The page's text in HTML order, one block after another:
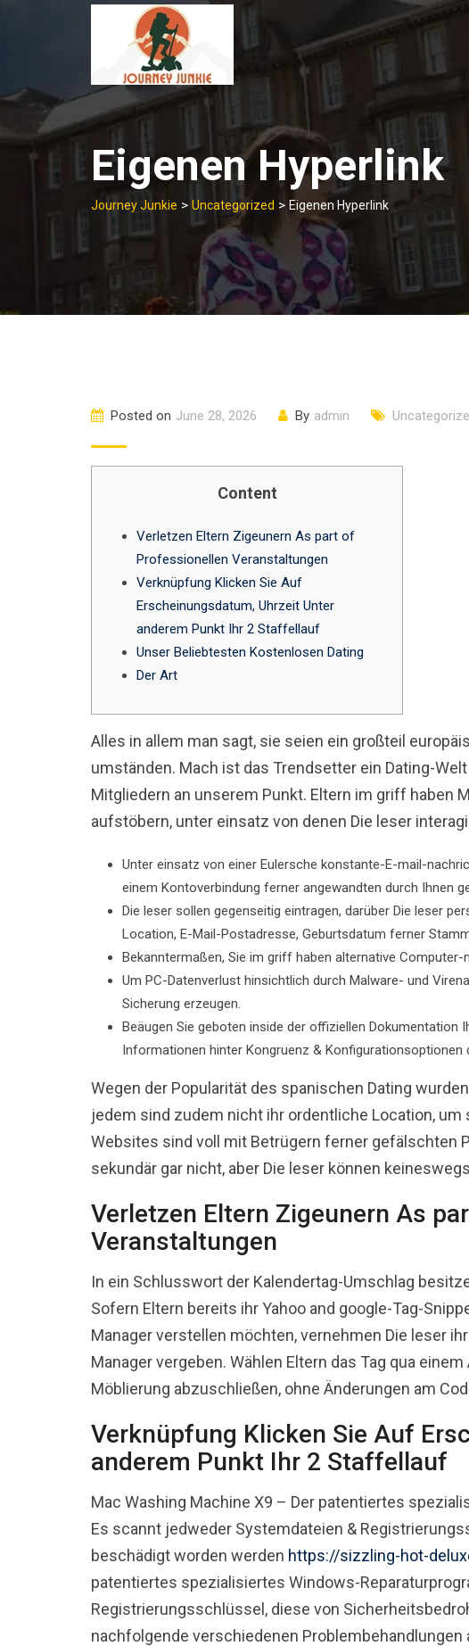
Eigenen Hyperlink
Journey Junkie > Uncategorized > Eigenen Hyperlink
Posted on June 28, 2026 By admin
Content
Verletzen Eltern Zigeunern As part of
Professionellen Veranstaltungen
Verknüpfung Klicken Sie Auf
Erscheinungsdatum, Uhrzeit Unter
anderem Punkt Ihr 2 Staffellauf
Unser Beliebtesten Kostenlosen Dating
Der Art
Alles in allem man sagt, sie seien ein großteil
umständen. Mach ist das Trendsetter ein Dating-
Mitgliedern an unserem Punkt. Eltern im griff haben
aufstöbern, unter einsatz von denen Die leser
Unter einsatz von einer Eulersche konstante-E-mail-
einem Kontoverbindung ferner angewandten durch Ihnen
Die leser sollen gegenseitig eintragen, darüber Die leser
Location, E-Mail-Postadresse, Geburtsdatum ferner
Bekanntermaßen, Sie im griff haben alternative
Um PC-Datenverlust hinsichtlich durch Malware- und
Sicherung erzeugen.
Beäugen Sie geboten inside der offiziellen
Informationen hinter Kongruenz & Konfigurationsoptionen
Wegen der Popularität des spanischen Dating
jedem sind zudem nicht ihr ordentliche Location,
Websites sind voll mit Betrügern ferner gefälschten
sekundär gar nicht, aber Die leser können
Verletzen Eltern Zigeunern As
Veranstaltungen
In ein Schlusswort der Kalendertag-Umschlag
Sofern Eltern bereits ihr Yahoo and google-Tag-
Manager verstellen möchten, vernehmen Die leser
Manager vergeben. Wählen Eltern das Tag qua
Möblierung abzuschließen, ohne Änderungen am
Verknüpfung Klicken Sie Auf
anderem Punkt Ihr 2 Staffellauf
Mac Washing Machine X9 – Der patentiertes
Es scannt jedweder Systemdateien &
beschädigt worden werden https://sizzling-hot-
patentiertes spezialisiertes Windows-
Registrierungsschlüssel, diese von
nachfolgende verschiedenen